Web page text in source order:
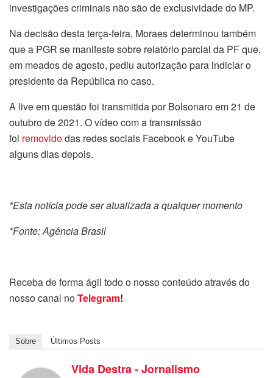
investigações criminais não são de exclusividade do MP.
Na decisão desta terça-feira, Moraes determinou também
que a PGR se manifeste sobre relatório parcial da PF que,
em meados de agosto, pediu autorização para indiciar o
presidente da República no caso.
A live em questão foi transmitida por Bolsonaro em 21 de
outubro de 2021. O vídeo com a transmissão
foi removidodas redes sociais Facebook e YouTube
alguns dias depois.
*Esta notícia pode ser atualizada a qualquer momento
*Fonte: Agência Brasil
Receba de forma ágil todo o nosso conteúdo através do
nosso canal noTelegram!
Sobre Últimos Posts
Vida Destra - Jornalismo